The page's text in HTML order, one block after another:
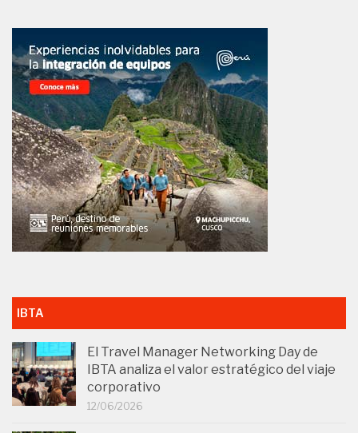
IBTA
El Travel Manager Networking Day de
IBTA analiza el valor estratégico del viaje
corporativo
12/06/2026